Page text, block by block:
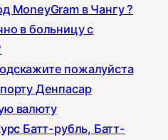
MoneyGram в Чангу ?
в больницу с
пожалуйста
Денпасар
валюту
Батт-рубль, Батт-